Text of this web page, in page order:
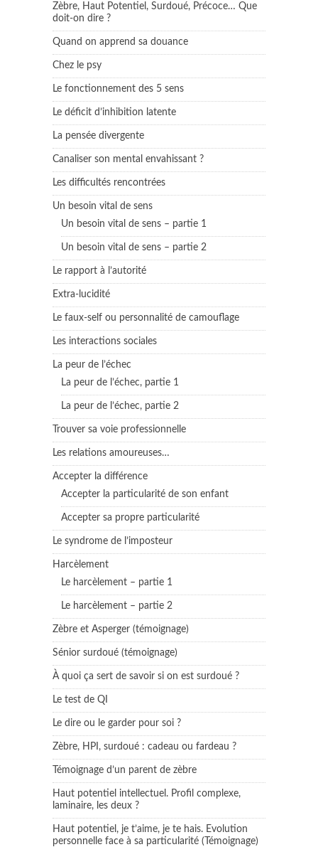
Zèbre, Haut Potentiel, Surdoué, Précoce… Que
doit-on dire ?
Quand on apprend sa douance
Chez le psy
Le fonctionnement des 5 sens
Le déficit d’inhibition latente
La pensée divergente
Canaliser son mental envahissant ?
Les difficultés rencontrées
Un besoin vital de sens
Un besoin vital de sens – partie 1
Un besoin vital de sens – partie 2
Le rapport à l’autorité
Extra-lucidité
Le faux-self ou personnalité de camouflage
Les interactions sociales
La peur de l’échec
La peur de l’échec, partie 1
La peur de l’échec, partie 2
Trouver sa voie professionnelle
Les relations amoureuses…
Accepter la différence
Accepter la particularité de son enfant
Accepter sa propre particularité
Le syndrome de l’imposteur
Harcèlement
Le harcèlement – partie 1
Le harcèlement – partie 2
Zèbre et Asperger (témoignage)
Sénior surdoué (témoignage)
À quoi ça sert de savoir si on est surdoué ?
Le test de QI
Le dire ou le garder pour soi ?
Zèbre, HPI, surdoué : cadeau ou fardeau ?
Témoignage d’un parent de zèbre
Haut potentiel intellectuel. Profil complexe,
laminaire, les deux ?
Haut potentiel, je t’aime, je te hais. Evolution
personnelle face à sa particularité (Témoignage)